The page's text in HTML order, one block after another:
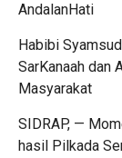
AndalanHati
Habibi
SarKanaah dan
Masyarakat
SIDRAP, —
hasil Pilkada